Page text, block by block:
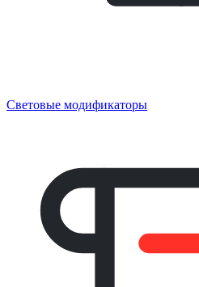
Световые модификаторы